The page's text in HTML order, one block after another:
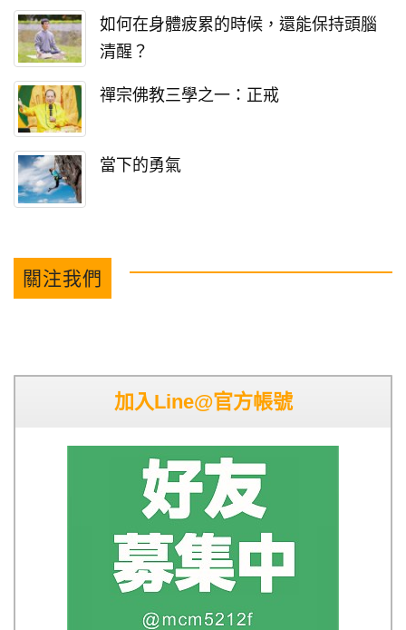
如何在身體疲累的時候，還能保持頭腦
清醒？
禪宗佛教三學之一：正戒
當下的勇氣
關注我們
加入Line@官方帳號